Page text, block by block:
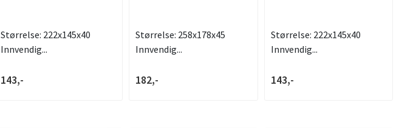
Størrelse: 222x145x40
Innvendig...
143,-
Størrelse: 258x178x45
Innvendig...
182,-
Størrelse: 222x145x40
Innvendig...
143,-